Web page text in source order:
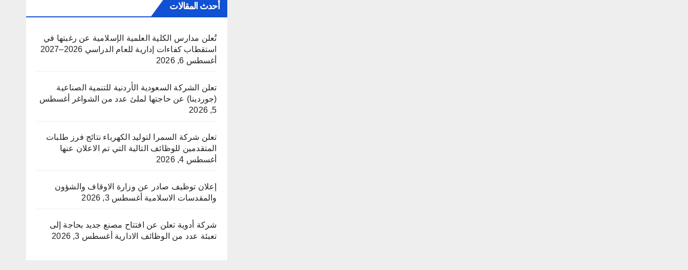
أحدث المقالات
تُعلن مدارس الكلية العلمية الإسلامية عن رغبتها في
استقطاب كفاءات إدارية للعام الدراسي 2026–2027
أغسطس 6, 2026
تعلن الشركة السعودية الأردنية للتنمية الصناعية
(جوردينا) عن حاجتها لملئ عدد من الشواغر
أغسطس
5, 2026
تعلن شركة السمرا لتوليد الكهرباء نتائج فرز طلبات
المتقدمين للوظائف التالية التي تم الاعلان عنها
أغسطس 4, 2026
إعلان توظيف صادر عن وزارة الاوقاف والشؤون
والمقدسات الاسلامية أغسطس 3, 2026
شركة أدوية تعلن عن افتتاح مصنع جديد بحاجة إلى
تعبئة عدد من الوظائف الادارية أغسطس 3, 2026